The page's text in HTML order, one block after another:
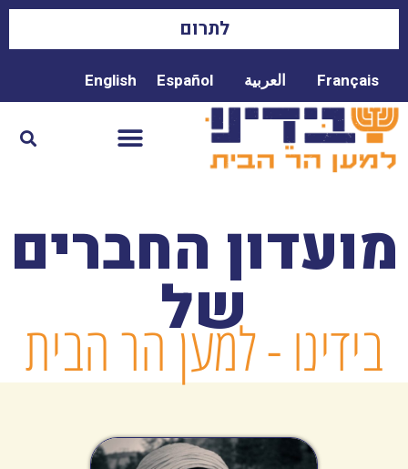
לתרום
Français العربية Español
English
מועדון החברים
של
בידינו - למען הר הבית